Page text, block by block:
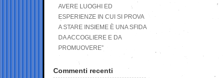
AVERE LUOGHI ED
ESPERIENZE IN CUI SI PROVA
A STARE INSIEME È UNA SFIDA
DA ACCOGLIERE E DA
PROMUOVERE”
Commenti recenti